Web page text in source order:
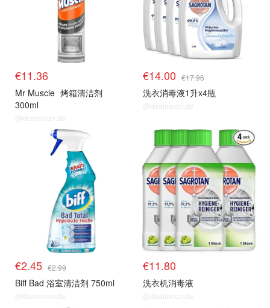
€11.36
Mr Muscle 烤箱清洁剂
300ml
@dealmoon.de
€14.00 €17.96
洗衣消毒液1升x4瓶
@dealmoon.de
€2.45 €2.99
Biff Bad 浴室清洁剂 750ml
@dealmoon.de
€11.80
洗衣机消毒液
@dealmoon.de